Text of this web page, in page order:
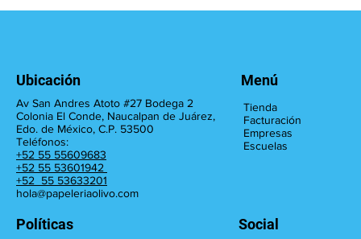
Av San Andres Atoto #27 Bodega 2
Colonia El Conde, Naucalpan de Juárez,
Edo. de México, C.P. 53500
Teléfonos:
+52 55 55609683
+52 55 53601942
+52 55 53633201
hola@papeleriaolivo.com
Ubicación
Políticas Social
Tienda
Facturación
Empresas
Escuelas
Menú